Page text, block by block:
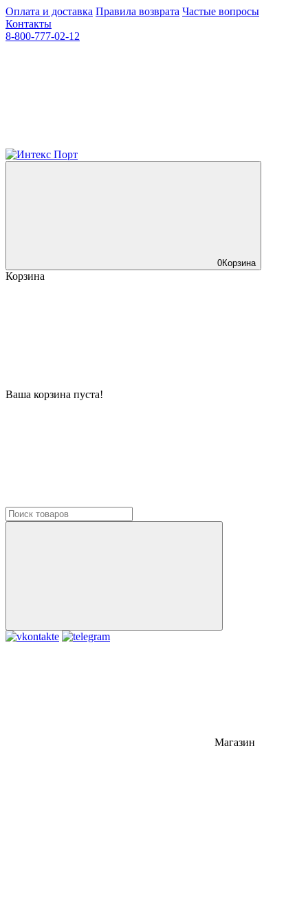
Оплата и доставка Правила возврата Частые вопросы
Контакты
8-800-777-02-12
0Корзина
Корзина
Ваша корзина пуста!
Магазин